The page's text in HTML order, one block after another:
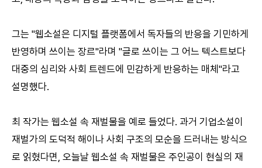
그는 "웹소설은 디지털 플랫폼에서 독자들의 반응을 기민하게
반영하며 쓰이는 장르"라며 "글로 쓰이는 그 어느 텍스트보다
대중의 심리와 사회 트렌드에 민감하게 반응하는 매체"라고
설명했다.
최 작가는 웹소설 속 재벌물을 예로 들었다. 과거 기업소설이
재벌가의 도덕적 해이나 사회 구조의 모순을 드러내는 방식으
로 읽혔다면, 오늘날 웹소설 속 재벌물은 주인공이 현실의 재